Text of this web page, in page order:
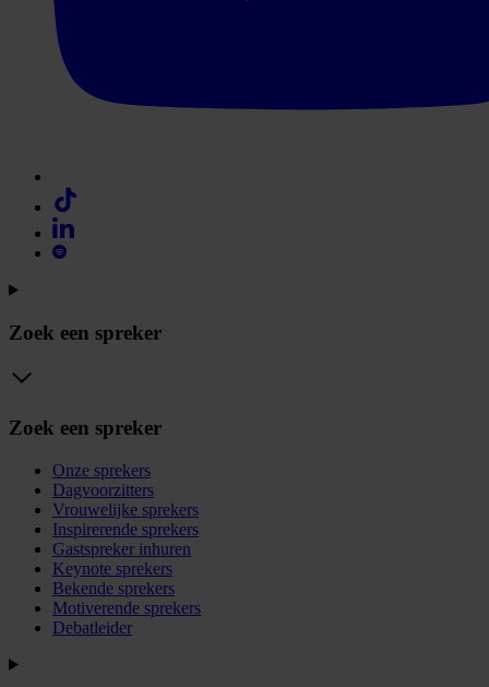
Zoek een spreker
Zoek een spreker
Onze sprekers
Dagvoorzitters
Vrouwelijke sprekers
Inspirerende sprekers
Gastspreker inhuren
Keynote sprekers
Bekende sprekers
Motiverende sprekers
Debatleider